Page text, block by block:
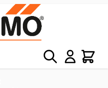
Søg Kurv